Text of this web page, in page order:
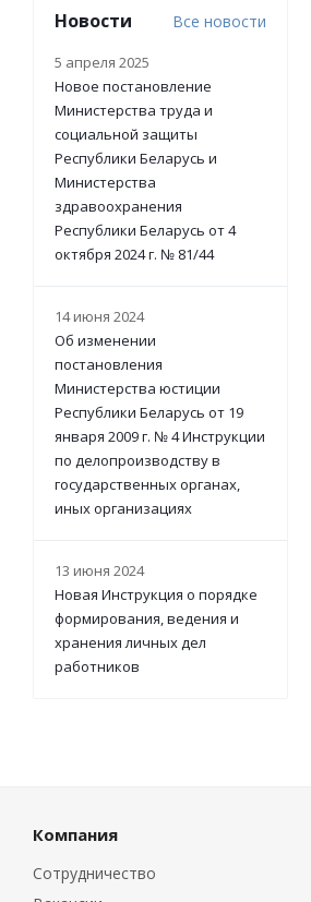
Новости Все новости
5 апреля 2025
Новое постановление
Министерства труда и
социальной защиты
Республики Беларусь и
Министерства
здравоохранения
Республики Беларусь от 4
октября 2024 г. № 81/44
14 июня 2024
Об изменении
постановления
Министерства юстиции
Республики Беларусь от 19
января 2009 г. № 4 Инструкции
по делопроизводству в
государственных органах,
иных организациях
13 июня 2024
Новая Инструкция о порядке
формирования, ведения и
хранения личных дел
работников
Компания
Сотрудничество